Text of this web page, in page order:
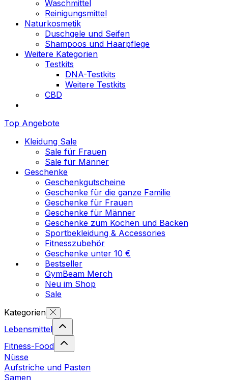
Waschmittel
Reinigungsmittel
Naturkosmetik
Duschgele und Seifen
Shampoos und Haarpflege
Weitere Kategorien
Testkits
DNA-Testkits
Weitere Testkits
CBD
Top Angebote
Kleidung Sale
Sale für Frauen
Sale für Männer
Geschenke
Geschenkgutscheine
Geschenke für die ganze Familie
Geschenke für Frauen
Geschenke für Männer
Geschenke zum Kochen und Backen
Sportbekleidung & Accessories
Fitnesszubehör
Geschenke unter 10 €
Bestseller
GymBeam Merch
Neu im Shop
Sale
Kategorien
Lebensmittel
Fitness-Food
Nüsse
Aufstriche und Pasten
Samen